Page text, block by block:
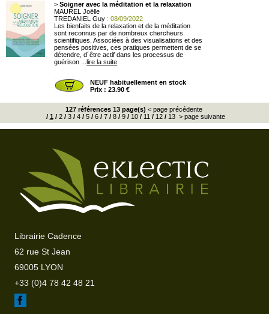
> Soigner avec la méditation et la relaxation
MAUREL Joëlle
TREDANIEL Guy : 08/09/2022
Les bienfaits de la relaxation et de la méditation
sont reconnus par de nombreux chercheurs
scientifiques. Associées à des visualisations et des
pensées positives, ces pratiques permettent de se
détendre, d´être actif dans les processus de
guérison ... lire la suite
NEUF habituellement en stock
Prix : 23.90 €
127 références 13 page(s) < page précédente
/ 1 /2/3/4/5/6/7/8/9/10/11 /12/13 > page suivante
Librairie Cadence
62 rue St Jean
69005 LYON
+33 (0)4 78 42 48 21